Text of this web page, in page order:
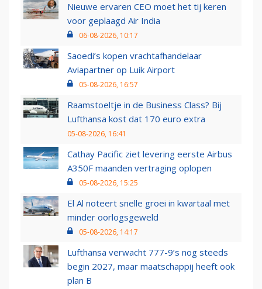
Nieuwe ervaren CEO moet het tij keren
voor geplaagd Air India
06-08-2026, 10:17
Saoedi’s kopen vrachtafhandelaar
Aviapartner op Luik Airport
05-08-2026, 16:57
Raamstoeltje in de Business Class? Bij
Lufthansa kost dat 170 euro extra
05-08-2026, 16:41
Cathay Pacific ziet levering eerste Airbus
A350F maanden vertraging oplopen
05-08-2026, 15:25
El Al noteert snelle groei in kwartaal met
minder oorlogsgeweld
05-08-2026, 14:17
Lufthansa verwacht 777-9’s nog steeds
begin 2027, maar maatschappij heeft ook
plan B